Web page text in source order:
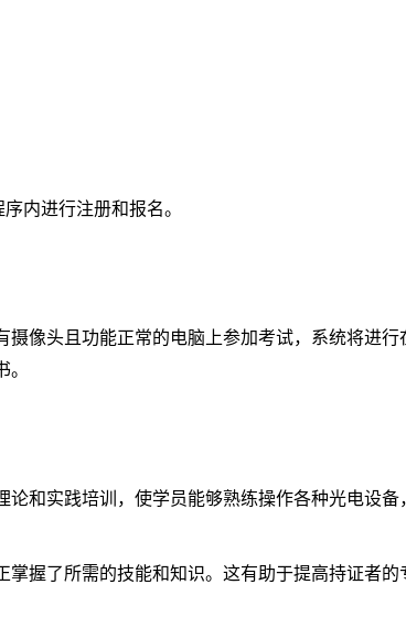
内进行注册和报名。
像头且功能正常的电脑上参加考试，系统将进行
和实践培训，使学员能够熟练操作各种光电设备
握了所需的技能和知识。这有助于提高持证者的